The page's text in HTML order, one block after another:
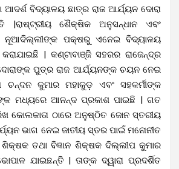
ବିଦ୍ୟାଳୟ ଛାତ୍ର ରାଜ ଆର୍ଯ୍ୟନ ଦୋରା
|ରାଷ୍ଟ୍ରୀୟ ଶୈକ୍ଷିକ ଅନୁସନ୍ଧାନ ଏବଂ
ପକ୍ଷରୁ ଏନେଇ ବିଦ୍ୟାଳୟ
| କଣ୍ଟାବାଞ୍ଜି ସହରର ରାଜେନ୍ଦ୍ର
ପୁତ୍ର ରାଜ ଆର୍ଯ୍ୟନଙ୍କ ଚୟନ ନେଇ
କୁମାର ମହାକୁଡ଼ ଏବଂ ସହକର୍ମୀଙ୍କ
ମଧ୍ୟରେ ଆନନ୍ଦ ପ୍ରକାଶ ପାଇଛି | ଗତ
କୋଲକାତା ଠାରେ ଅନୁଷ୍ଠିତ ଜୋନ ସ୍ତରୀୟ
ଭାଗ ନେଇ ଜାତୀୟ ସ୍ତର ପାଇଁ ମନୋନୀତ
ତଥା ବିଜ୍ଞାନ ଶିକ୍ଷକ ଦିଲ୍ଲୀପ କୁମାର
ଯାଇଛନ୍ତି | ତାଙ୍କ ଦ୍ୱାରା ପ୍ରଦର୍ଶିତ